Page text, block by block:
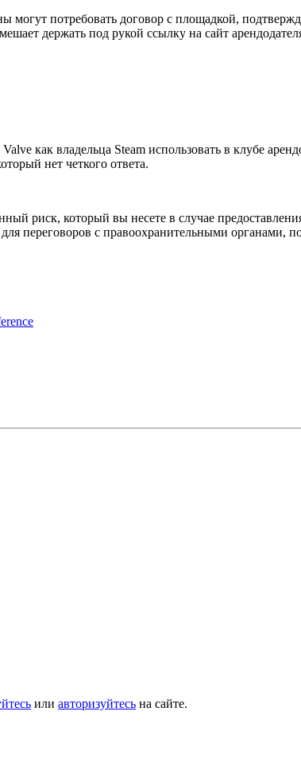
могут потребовать договор с площадкой,
держать под рукой ссылку на сайт
как владельца Steam использовать в клубе
нет четкого ответа.
риск, который вы несете в случае
переговоров с правоохранительными
или авторизуйтесь на сайте.